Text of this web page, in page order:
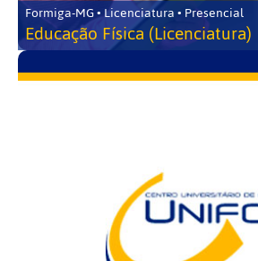
Formiga-MG • Licenciatura • Presencial
Educação Física (Licenciatura)